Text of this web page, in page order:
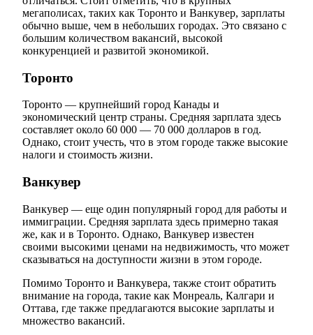
мегаполисах, таких как Торонто и Ванкувер, зарплаты
обычно выше, чем в небольших городах. Это связано с
большим количеством вакансий, высокой
конкуренцией и развитой экономикой.
Торонто
Торонто — крупнейший город Канады и
экономический центр страны. Средняя зарплата здесь
составляет около 60 000 — 70 000 долларов в год.
Однако, стоит учесть, что в этом городе также высокие
налоги и стоимость жизни.
Ванкувер
Ванкувер — еще один популярный город для работы и
иммиграции. Средняя зарплата здесь примерно такая
же, как и в Торонто. Однако, Ванкувер известен
своими высокими ценами на недвижимость, что может
сказываться на доступности жизни в этом городе.
Помимо Торонто и Ванкувера, также стоит обратить
внимание на города, такие как Монреаль, Калгари и
Оттава, где также предлагаются высокие зарплаты и
множество вакансий.